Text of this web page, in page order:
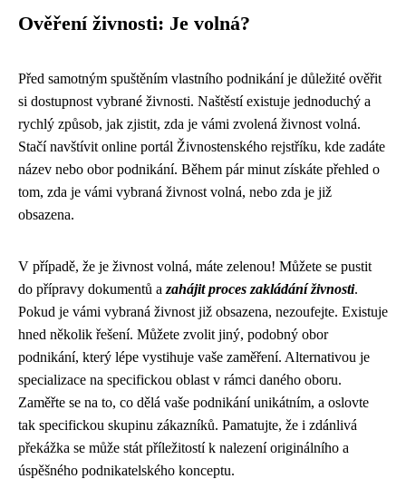
Ověření živnosti: Je volná?
Před samotným spuštěním vlastního podnikání je důležité ověřit
si dostupnost vybrané živnosti. Naštěstí existuje jednoduchý a
rychlý způsob, jak zjistit, zda je vámi zvolená živnost volná.
Stačí navštívit online portál Živnostenského rejstříku, kde zadáte
název nebo obor podnikání. Během pár minut získáte přehled o
tom, zda je vámi vybraná živnost volná, nebo zda je již
obsazena.
V případě, že je živnost volná, máte zelenou! Můžete se pustit
do přípravy dokumentů a zahájit proces zakládání živnosti.
Pokud je vámi vybraná živnost již obsazena, nezoufejte. Existuje
hned několik řešení. Můžete zvolit jiný, podobný obor
podnikání, který lépe vystihuje vaše zaměření. Alternativou je
specializace na specifickou oblast v rámci daného oboru.
Zaměřte se na to, co dělá vaše podnikání unikátním, a oslovte
tak specifickou skupinu zákazníků. Pamatujte, že i zdánlivá
překážka se může stát příležitostí k nalezení originálního a
úspěšného podnikatelského konceptu.